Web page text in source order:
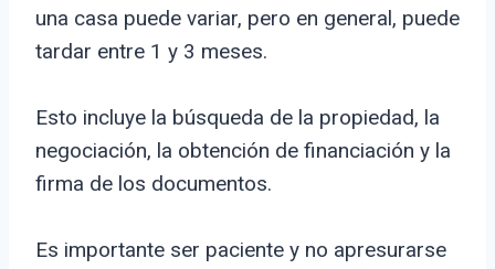
una casa puede variar, pero en general, puede
tardar entre 1 y 3 meses.
Esto incluye la búsqueda de la propiedad, la
negociación, la obtención de financiación y la
firma de los documentos.
Es importante ser paciente y no apresurarse